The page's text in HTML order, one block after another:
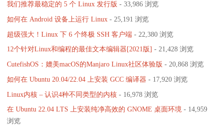
我们推荐最稳定的 5 个 Linux 发行版 - 33,986 浏览
如何在 Android 设备上运行 Linux- 25,191 浏览
超级强大！Linux 下 6 个终极 SSH 客户端- 22,380 浏览
12个针对Linux和编程的最佳文本编辑器[2021版] - 21,428 浏览
CutefishOS：媲美macOS的Manjaro Linux社区体验版 - 20,868 浏览
如何在 Ubuntu 20.04/22.04 上安装 GCC 编译器 - 17,920 浏览
Linux内核 – 认识4种不同类型的内核- 16,978 浏览
在 Ubuntu 22.04 LTS 上安装纯净高效的 GNOME 桌面环境- 14,959
浏览